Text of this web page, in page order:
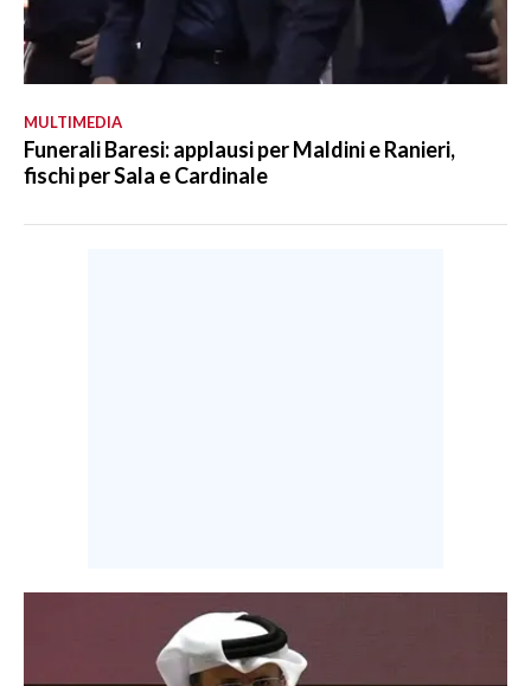
MULTIMEDIA
Funerali Baresi: applausi per Maldini e Ranieri,
fischi per Sala e Cardinale